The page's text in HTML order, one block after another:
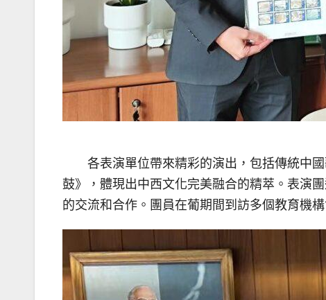
各表演單位帶來精彩的演出，包括傳統中
鼓》，體現出中西文化完美融合的精萃。表演
的交流和合作。團員在葡期間到訪多個教育機